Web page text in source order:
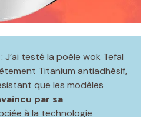
J’ai testé la poêle wok Tefal
Titanium antiadhésif,
que les modèles
par sa
à la technologie